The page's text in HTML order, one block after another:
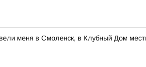
меня в Смоленск, в Клубный Дом